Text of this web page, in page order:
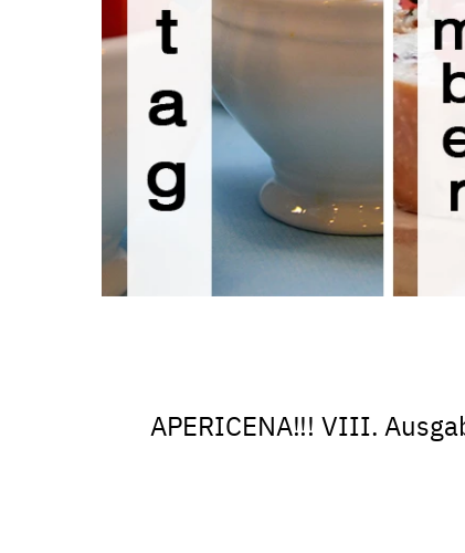
APERICENA!!! VIII.